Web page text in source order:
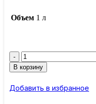
Объем 1 л
Количество
товара
Компот
черешни
В корзину
Добавить в избранное